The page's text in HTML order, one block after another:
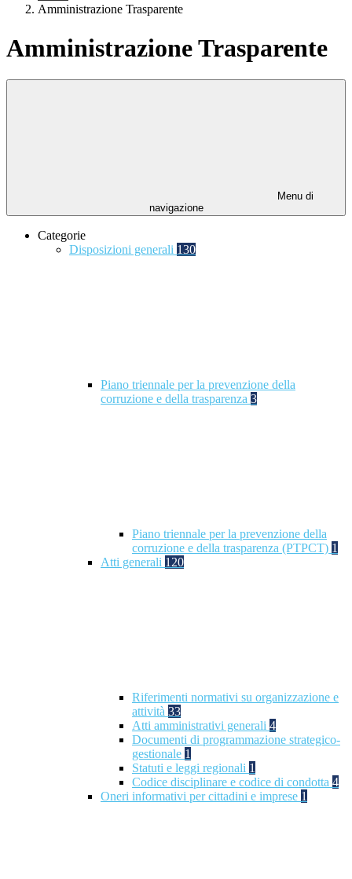
Amministrazione Trasparente
Amministrazione Trasparente
Menu di
navigazione
Categorie
Disposizioni generali 130
Piano triennale per la prevenzione della
corruzione e della trasparenza 3
Piano triennale per la prevenzione della
corruzione e della trasparenza (PTPCT) 1
Atti generali 120
Riferimenti normativi su organizzazione e
attività 33
Atti amministrativi generali 4
Documenti di programmazione strategico-
gestionale 1
Statuti e leggi regionali 1
Codice disciplinare e codice di condotta 4
Oneri informativi per cittadini e imprese 1